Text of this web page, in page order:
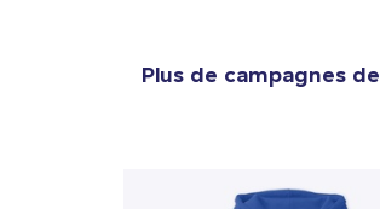
Plus de campagnes de